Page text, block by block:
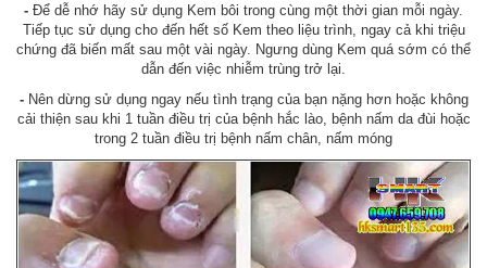
- Để dễ nhớ hãy sử dụng Kem bôi trong cùng một thời gian mỗi ngày.
Tiếp tục sử dụng cho đến hết số Kem theo liệu trình, ngay cả khi triệu
chứng đã biến mất sau một vài ngày. Ngưng dùng Kem quá sớm có thể
dẫn đến việc nhiễm trùng trở lại.
- Nên dừng sử dụng ngay nếu tình trạng của bạn nặng hơn hoặc không
cải thiện sau khi 1 tuần điều trị của bệnh hắc lào, bệnh nấm da đùi hoặc
trong 2 tuần điều trị bệnh nấm chân, nấm móng